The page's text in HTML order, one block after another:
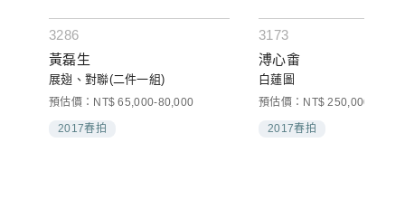
3286
黃磊生
展翅、對聯(二件一組)
預估價：NT$ 65,000-80,000
2017春拍
3173
溥心畬
白蓮圖
預估價：NT$ 250,000-
2017春拍